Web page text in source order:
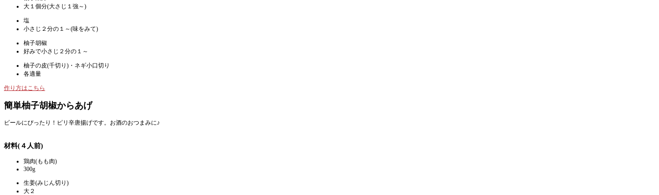
大１個分(大さじ１強～)
塩
小さじ２分の１～(味をみて)
柚子胡椒
好みで小さじ２分の１～
柚子の皮(千切り)・ネギ小口切り
各適量
作り方はこちら
簡単柚子胡椒からあげ
ビールにぴったり！ピリ辛唐揚げです。お酒のおつまみに♪
材料(４人前)
鶏肉(もも肉)
300g
生姜(みじん切り)
大２